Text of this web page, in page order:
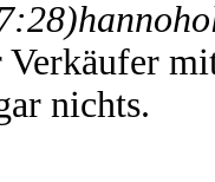
Verkäufer
nichts.